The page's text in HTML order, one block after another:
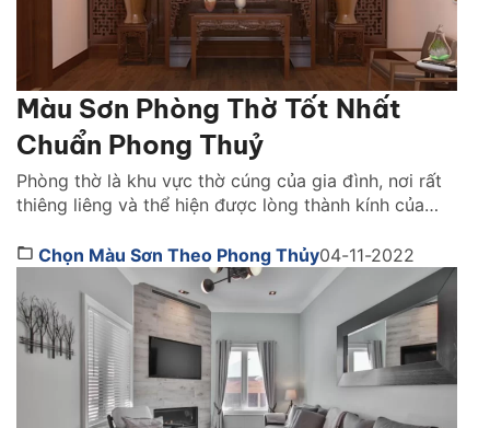
Màu Sơn Phòng Thờ Tốt Nhất
Chuẩn Phong Thuỷ
Phòng thờ là khu vực thờ cúng của gia đình, nơi rất
thiêng liêng và thể hiện được lòng thành kính của
khi thiết kế không gian này, phong thủy là một yếu
tố mà bạn không thể bỏ qua. Vậy, nên chọn […]
Chọn Màu Sơn Theo Phong Thủy04-11-2022